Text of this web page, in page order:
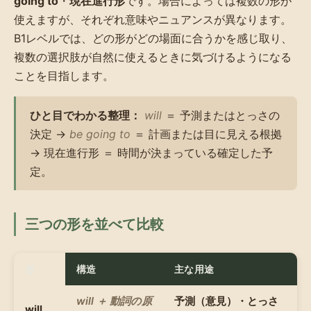
使えますが、それぞれ意味やニュアンスが異なります。
B1レベルでは、どの形がどの場面に合うかを感じ取り、
複数の選択肢が自然に使えるときに気づけるようになる
ことを目指します。
ひと目でわかる整理： will ＝ 予測またはとっさの
決定 → be going to ＝ 計画または目に見える根拠
→ 現在進行形 ＝ 時間が決まっている確定した予
定。
三つの形を並べて比較
構造 主な用途
will ＋ 動詞の原 予測（意見）・とっさ